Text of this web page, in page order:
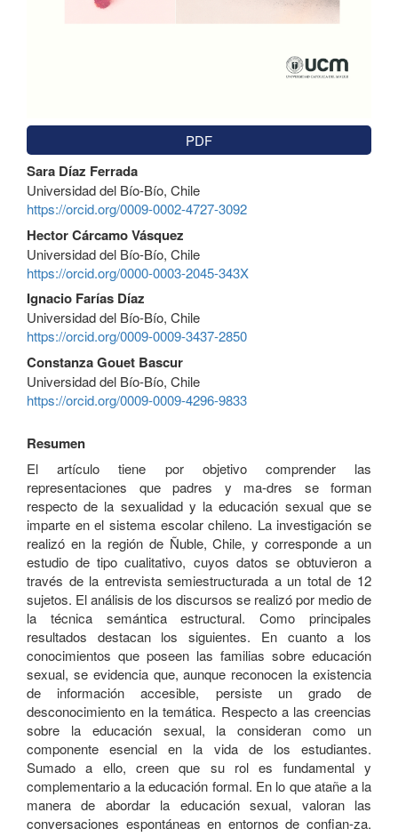
PDF
Contenido
principal
del
artículo
Sara Díaz Ferrada
Universidad del Bío-Bío, Chile
https://orcid.org/0009-0002-4727-3092
Hector Cárcamo Vásquez
Universidad del Bío-Bío, Chile
https://orcid.org/0000-0003-2045-343X
Ignacio Farías Díaz
Universidad del Bío-Bío, Chile
https://orcid.org/0009-0009-3437-2850
Constanza Gouet Bascur
Universidad del Bío-Bío, Chile
https://orcid.org/0009-0009-4296-9833
Resumen
El artículo tiene por objetivo comprender las
representaciones que padres y ma-dres se forman
respecto de la sexualidad y la educación sexual que se
imparte en el sistema escolar chileno. La investigación se
realizó en la región de Ñuble, Chile, y corresponde a un
estudio de tipo cualitativo, cuyos datos se obtuvieron a
través de la entrevista semiestructurada a un total de 12
sujetos. El análisis de los discursos se realizó por medio de
la técnica semántica estructural. Como principales
resultados destacan los siguientes. En cuanto a los
conocimientos que poseen las familias sobre educación
sexual, se evidencia que, aunque reconocen la existencia
de información accesible, persiste un grado de
desconocimiento en la temática. Respecto a las creencias
sobre la educación sexual, la consideran como un
componente esencial en la vida de los estudiantes.
Sumado a ello, creen que su rol es fundamental y
complementario a la educación formal. En lo que atañe a la
manera de abordar la educación sexual, valoran las
conversaciones espontáneas en entornos de confian-za.